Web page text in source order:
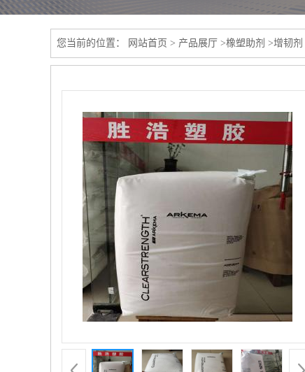
您当前的位置： 网站首页 > 产品展厅 >橡塑助剂 >增韧剂